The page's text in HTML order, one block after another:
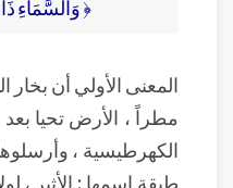
﴿ وَالسَّمَاءِ
المعنى الأولي أن بخار
مطراً ، الأرض تحيا
الكهرطيسية ،
طبقة اسمها : الأثير ،